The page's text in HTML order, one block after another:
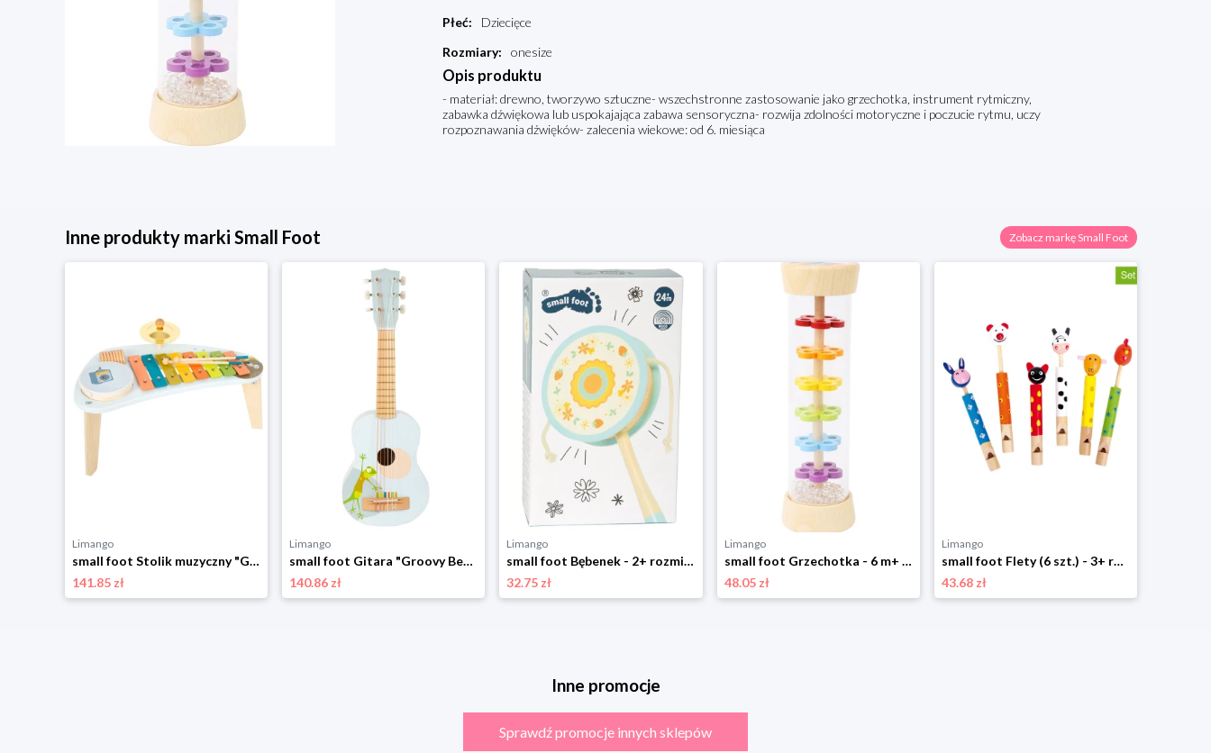
Płeć:
Dziecięce
Rozmiary: onesize
Opis produktu
- materiał: drewno, tworzywo sztuczne- wszechstronne zastosowanie jako grzechotka, instrument rytmiczny,
zabawka dźwiękowa lub uspokajająca zabawa sensoryczna- rozwija zdolności motoryczne i poczucie rytmu, uczy
rozpoznawania dźwięków- zalecenia wiekowe: od 6. miesiąca
Inne produkty marki Small Foot Zobacz markę Small Foot
Limango
small foot Stolik muzyczny "Groovy Beats" - 3+ rozmiar: onesize
141.85 zł
Limango
small foot Gitara "Groovy Beats" - 3+ rozmiar: onesize
140.86 zł
Limango
small foot Bębenek - 2+ rozmiar: onesize
32.75 zł
Limango
small foot Grzechotka - 6 m+ rozmiar: onesize
48.05 zł
Limango
small foot Flety (6 szt.) - 3+ rozmiar: onesize
43.68 zł
Inne promocje
Sprawdź promocje innych sklepów